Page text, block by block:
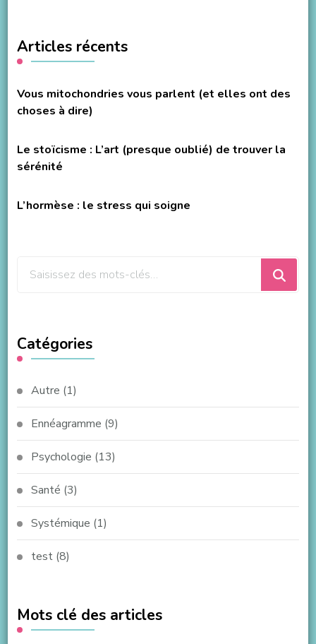
Articles récents
Vous mitochondries vous parlent (et elles ont des
choses à dire)
Le stoïcisme : L’art (presque oublié) de trouver la
sérénité
L’hormèse : le stress qui soigne
?
Catégories
Autre (1)
Ennéagramme (9)
Psychologie (13)
Santé (3)
Systémique (1)
test(8)
Mots clé des articles